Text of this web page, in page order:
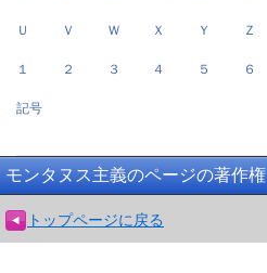
Ｕ Ｖ Ｗ Ｘ Ｙ Ｚ
１ ２ ３ ４ ５ ６
記号
モンタヌス主義のページの著作権
トップページに戻る